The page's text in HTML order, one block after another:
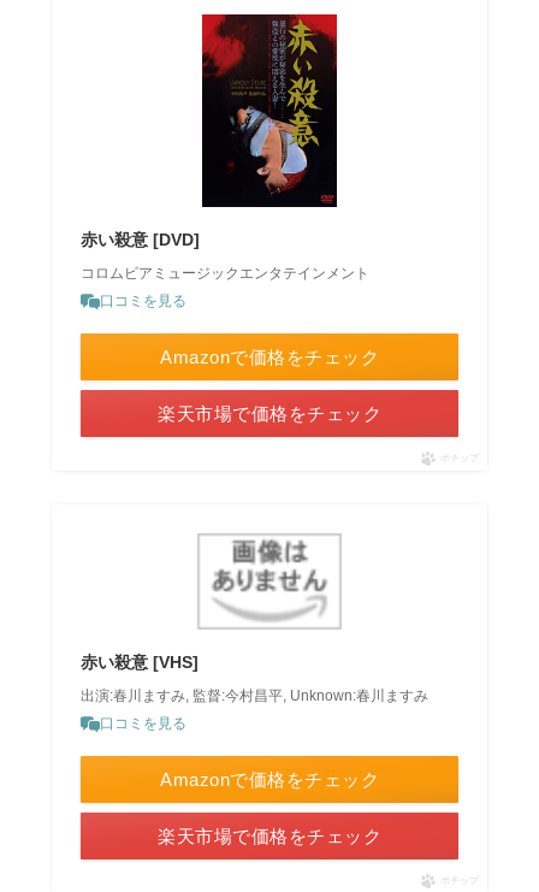
赤い殺意 [DVD]
コロムビアミュージックエンタテインメント
口コミを見る
Amazonで価格をチェック
楽天市場で価格をチェック
ポチップ
赤い殺意 [VHS]
出演:春川ますみ, 監督:今村昌平, Unknown:春川ますみ
口コミを見る
Amazonで価格をチェック
楽天市場で価格をチェック
ポチップ